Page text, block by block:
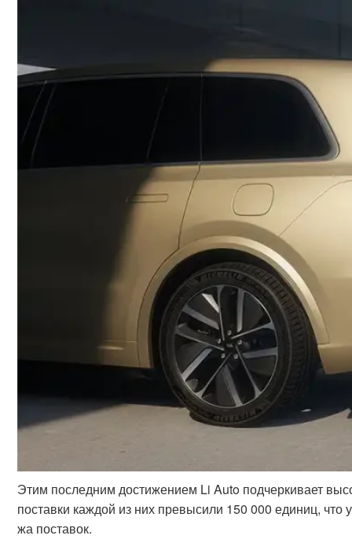
Этим последним достижением Li Auto подчеркивает
поставки каждой из них превысили 150 000 единиц, что
жа поставок.